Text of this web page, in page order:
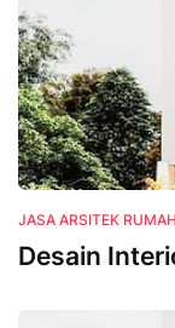
JASA ARSITEK
Desain